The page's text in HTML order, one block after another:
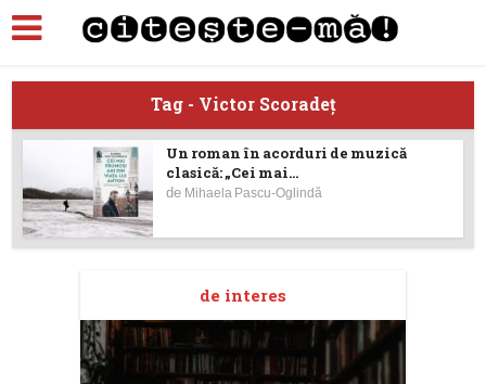
Tag - Victor Scoradeţ
Un roman în acorduri de muzică
clasică: „Cei mai...
de Mihaela Pascu-Oglindă
de interes